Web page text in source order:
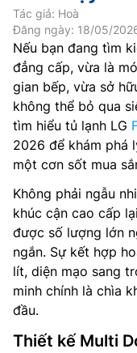
Tác giả: Hoà
Đăng ngày: 18/05/
Nếu bạn đang tìm
đẳng cấp, vừa là
gian bếp, vừa sở
không thể bỏ qua
tìm hiểu tủ lạnh LG
2026 để khám phá
một cơn sốt mua
Không phải ngẫu
khúc cận cao cấp
được số lượng lớn
ngắn. Sự kết hợp
lít, diện mạo sang
minh chính là chìa
đầu.
Thiết kế Multi